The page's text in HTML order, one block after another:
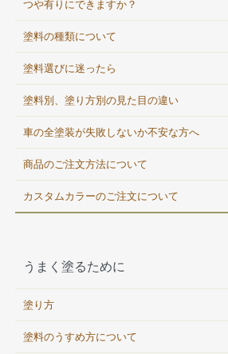
つや有りにできますか？
塗料の種類について
塗料選びに迷ったら
塗料別、塗り方別の見た目の違い
車の全塗装が失敗しないか不安な方へ
商品のご注文方法について
カスタムカラーのご注文について
うまく塗るために
塗り方
塗料のうすめ方について